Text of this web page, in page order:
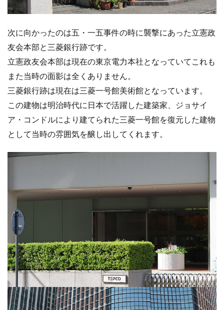
次に向かったのは五・一五事件の時に襲撃にあった立憲政
友会本部と三菱銀行跡です。
立憲政友会本部は現在の東京電力本社となっていてこれも
また当時の面影は全くありません。
三菱銀行跡は現在は三菱一号館美術館となっています。
この建物は明治時代に日本で活躍した建築家、ジョサイ
ア・コンドルにより建てられた三菱一号館を復元した建物
として当時の雰囲気を醸し出してくれます。